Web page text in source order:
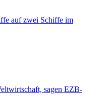
auf zwei Schiffe im
sagen EZB-